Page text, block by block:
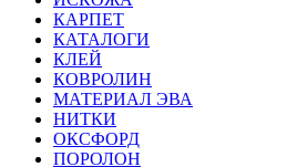
КАРПЕТ
КАТАЛОГИ
КЛЕЙ
КОВРОЛИН
МАТЕРИАЛ ЭВА
НИТКИ
ОКСФОРД
ПОРОЛОН